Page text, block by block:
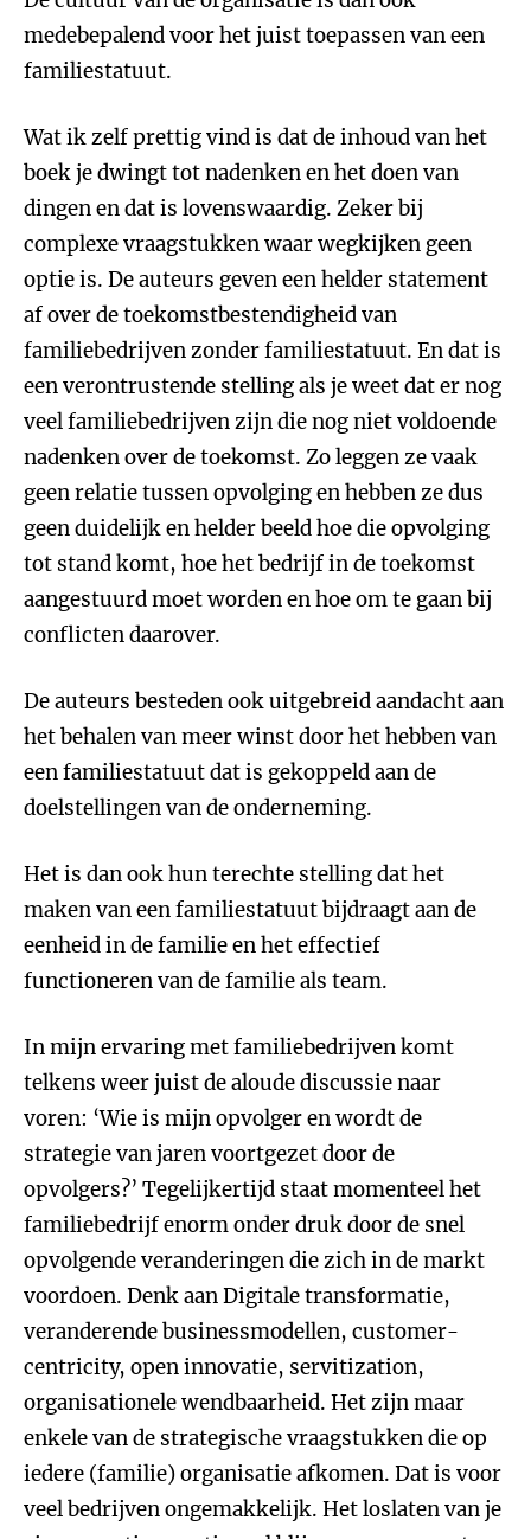
medebepalend voor het juist toepassen van een
familiestatuut.
Wat ik zelf prettig vind is dat de inhoud van het
boek je dwingt tot nadenken en het doen van
dingen en dat is lovenswaardig. Zeker bij
complexe vraagstukken waar wegkijken geen
optie is. De auteurs geven een helder statement
af over de toekomstbestendigheid van
familiebedrijven zonder familiestatuut. En dat is
een verontrustende stelling als je weet dat er nog
veel familiebedrijven zijn die nog niet voldoende
nadenken over de toekomst. Zo leggen ze vaak
geen relatie tussen opvolging en hebben ze dus
geen duidelijk en helder beeld hoe die opvolging
tot stand komt, hoe het bedrijf in de toekomst
aangestuurd moet worden en hoe om te gaan bij
conflicten daarover.
De auteurs besteden ook uitgebreid aandacht aan
het behalen van meer winst door het hebben van
een familiestatuut dat is gekoppeld aan de
doelstellingen van de onderneming.
Het is dan ook hun terechte stelling dat het
maken van een familiestatuut bijdraagt aan de
eenheid in de familie en het effectief
functioneren van de familie als team.
In mijn ervaring met familiebedrijven komt
telkens weer juist de aloude discussie naar
voren: ‘Wie is mijn opvolger en wordt de
strategie van jaren voortgezet door de
opvolgers?’ Tegelijkertijd staat momenteel het
familiebedrijf enorm onder druk door de snel
opvolgende veranderingen die zich in de markt
voordoen. Denk aan Digitale transformatie,
veranderende businessmodellen, customer-
centricity, open innovatie, servitization,
organisationele wendbaarheid. Het zijn maar
enkele van de strategische vraagstukken die op
iedere (familie) organisatie afkomen. Dat is voor
veel bedrijven ongemakkelijk. Het loslaten van je